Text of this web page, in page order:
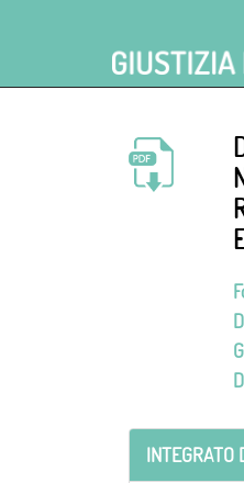
INTEGRATO